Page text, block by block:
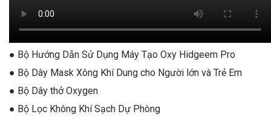
● Bộ Hướng Dẫn Sử Dụng Máy Tạo Oxy Hidgeem Pro
● Bộ Dây Mask Xông Khí Dung cho Người lớn và Trẻ Em
● Bộ Dây thở Oxygen
● Bộ Lọc Không Khí Sạch Dự Phòng